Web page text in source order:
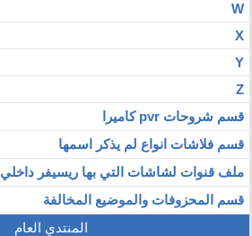
W
X
Y
Z
قسم شروحات pvr كاميرا
قسم فلاشات انواع لم يذكر اسمها
ملف قنوات لشاشات التي بها ريسيفر داخلي
قسم المحزوفات والموضيع المخالفة
المنتدي العام